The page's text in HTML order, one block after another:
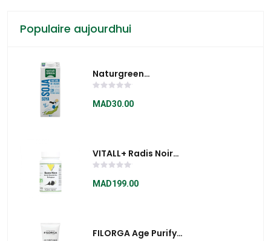
Populaire aujourdhui
Naturgreen
BOISSON DE SOJA
NATURE SANS SUCRE
MAD30.00
VITALL+ Radis Noir
60 Gélules
MAD199.00
FILORGA Age Purify